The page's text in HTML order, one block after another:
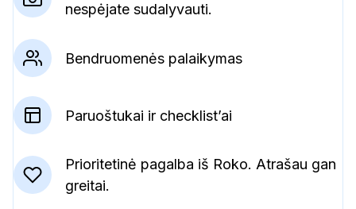
nespėjate sudalyvauti.
Bendruomenės palaikymas
Paruoštukai ir checklist’ai
Prioritetinė pagalba iš Roko. Atrašau gan
greitai.